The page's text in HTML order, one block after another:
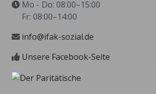
Mo - Do: 08:00–15:00
Fr: 08:00–14:00
info@ifak-sozial.de
Unsere Facebook-Seite